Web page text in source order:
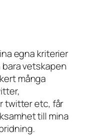
egna kriterier
vetskapen
många
twitter etc, får
till mina